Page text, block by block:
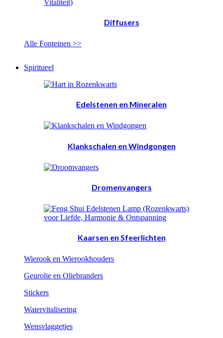
Diffusers
Alle Fonteinen >>
Spiritueel
Edelstenen en Mineralen
Klankschalen en Windgongen
Dromenvangers
Kaarsen en Sfeerlichten
Wierook en Wierookhouders
Geurolie en Oliebranders
Stickers
Watervitalisering
Wensvlaggetjes